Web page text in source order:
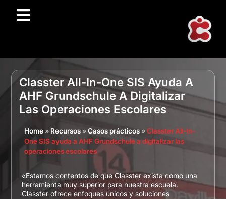
Classter All-In-One SIS Ayuda A
AHF Grundschule A Digitalizar
Las Operaciones Escolares
Home » Recursos »Casos prácticos »Classter All-In-
One SIS ayuda a AHF Grundschule a digitalizar las
operaciones escolares
«Estamos contentos de que Classter exista como una
herramienta muy superior para nuestra escuela.
Classter ofrece enfoques únicos y soluciones